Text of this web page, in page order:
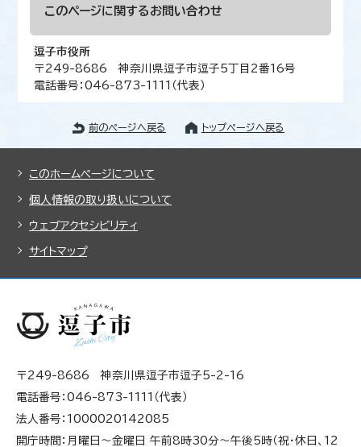
このページに関する お問い合わせ
逗子市役所
〒249-8686 神奈川県逗子市逗子5丁目2番16号
電話番号：046-873-1111（代表）
前のページへ戻る トップページへ戻る
このホームページについて
個人情報の取り扱いについて
ウェブアクセシビリティ
サイトマップ
〒249-8686 神奈川県逗子市逗子5-2-16
電話番号：046-873-1111（代表）
法人番号：1000020142085
開庁時間：月曜日～金曜日 午前8時30分～午後5時（祝・休日、12